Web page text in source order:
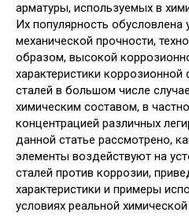
арматуры, используемых в
Их популярность
механической прочности,
образом, высокой
характеристики
сталей в большом числе
химическим составом, в
концентрацией различных
данной статье рассмотрено,
элементы воздействуют на
сталей против коррозии,
характеристики и примеры
условиях реальной